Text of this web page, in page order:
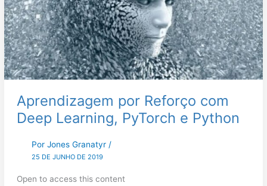
Aprendizagem por Reforço com
Deep Learning, PyTorch e Python
Por Jones Granatyr /
25 DE JUNHO DE 2019
Open to access this content